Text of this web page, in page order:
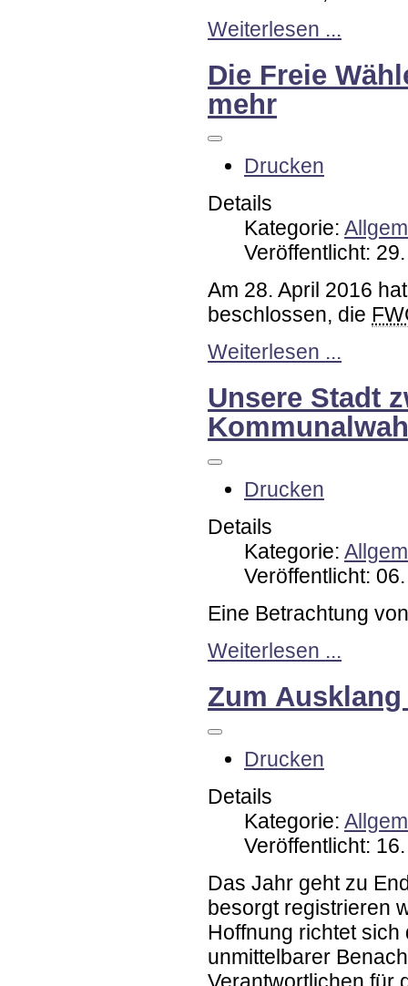
Weiterlesen ...
Die Freie
mehr
Drucken
Details
Kategorie:
Veröffentlicht:
Am 28. April 2016
beschlossen, die
Weiterlesen ...
Unsere Stadt
Drucken
Details
Kategorie:
Veröffentlicht:
Eine Betrachtung
Weiterlesen ...
Zum
Drucken
Details
Kategorie:
Veröffentlicht:
Das Jahr geht zu
besorgt registrieren
Hoffnung richtet
unmittelbarer